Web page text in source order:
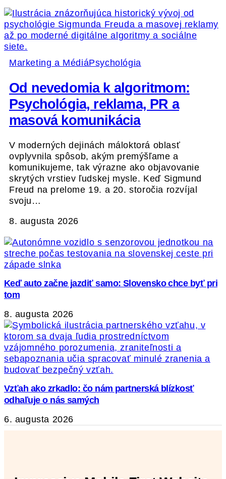
Marketing a MédiáPsychológia
Od nevedomia k algoritmom:
Psychológia, reklama, PR a
masová komunikácia
V moderných dejinách máloktorá oblasť
ovplyvnila spôsob, akým premýšľame a
komunikujeme, tak výrazne ako objavovanie
skrytých vrstiev ľudskej mysle. Keď Sigmund
Freud na prelome 19. a 20. storočia rozvíjal
svoju…
8. augusta 2026
Keď auto začne jazdiť samo: Slovensko chce byť pri
tom
8. augusta 2026
Vzťah ako zrkadlo: čo nám partnerská blízkosť
odhaľuje o nás samých
6. augusta 2026